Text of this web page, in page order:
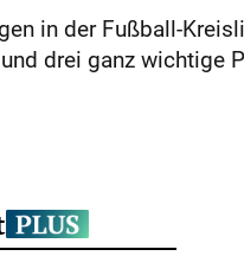
in der Fußball-
drei ganz wichtige